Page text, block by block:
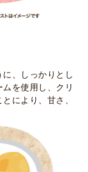
、しっかりとし
を使用し、クリ
により、甘さ、